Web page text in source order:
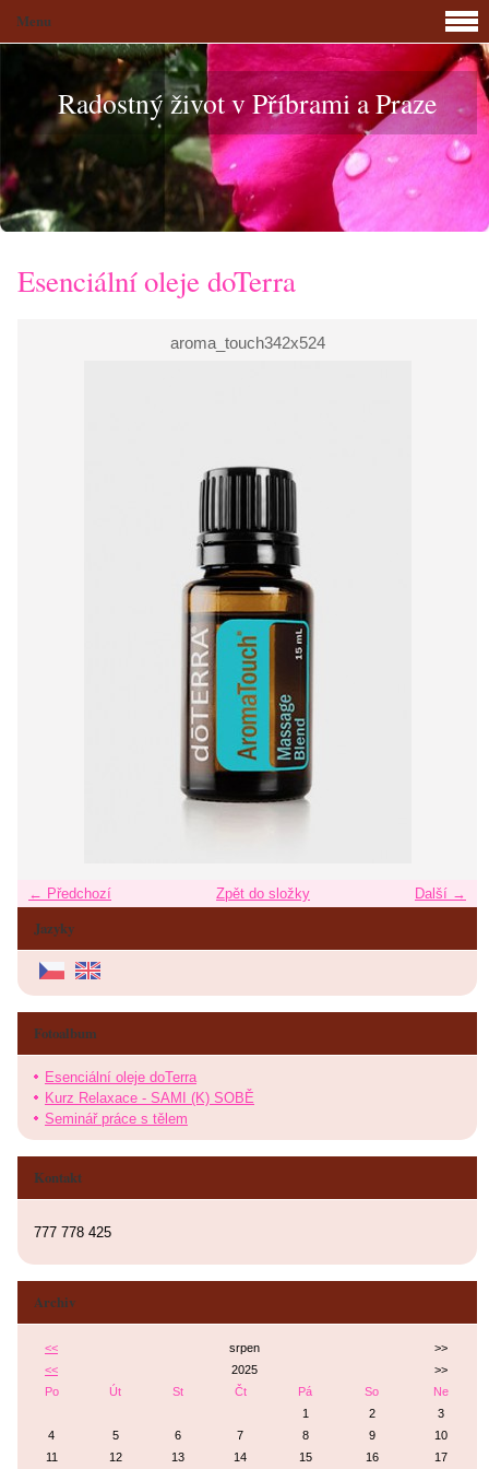
Radostný život v Příbrami a Praze
Esenciální oleje doTerra
aroma_touch342x524
← Předchozí Další →
Zpět do složky
Jazyky
Menu
Fotoalbum
Esenciální oleje doTerra
Kurz Relaxace - SAMI (K) SOBĚ
Seminář práce s tělem
Kontakt
777 778 425
Archiv
<< srpen
>>
<<
2025
>>
Po
Út St Čt Pá So
Ne
1
2
3
4
5 6 7 8 9
10
11
12 13 14 15 16 17